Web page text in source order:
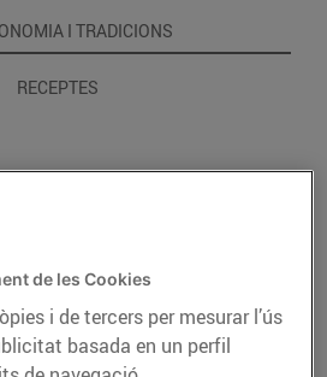
I TRADICIONS
RECEPTES
de les Cookies
i de tercers per mesurar l’ús
basada en un perfil